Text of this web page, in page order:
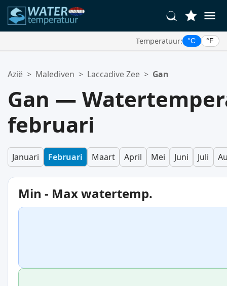
Temperatuur: °C °F
Uw favorietenlijst is leeg.
Azië > Malediven > Laccadive Zee > Gan
Gan —
februari
Januari Februari Maart April Mei Juni Juli
Min - Max watertemp.